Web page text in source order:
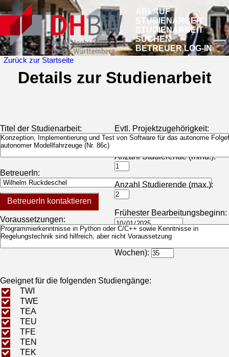
ABLAUF
STUDIENARBEIT
STUDIENARBEIT
SUCHEN
BETREUER LOG-IN
Zurück zur Startseite
Details zur Studienarbeit
Titel der Studienarbeit:
BetreuerIn:
BetreuerIn kontaktieren
Voraussetzungen:
Evtl. Projektzugehörigkeit:
Anzahl Studierende (mind.):
Anzahl Studierende (max.):
Frühester Bearbeitungsbeginn:
Wochen):
Geeignet für die folgenden Studiengänge:
TWI
TWE
TEA
TEU
TFE
TEN
TEK